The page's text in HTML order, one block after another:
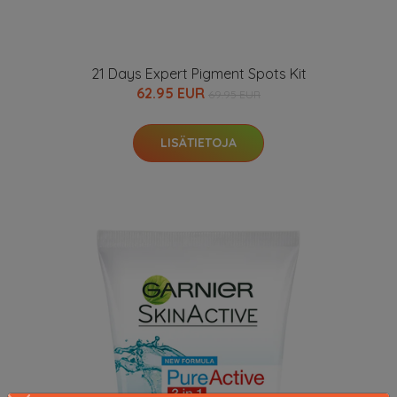
21 Days Expert Pigment Spots Kit
62.95 EUR
LISÄTIETOJA